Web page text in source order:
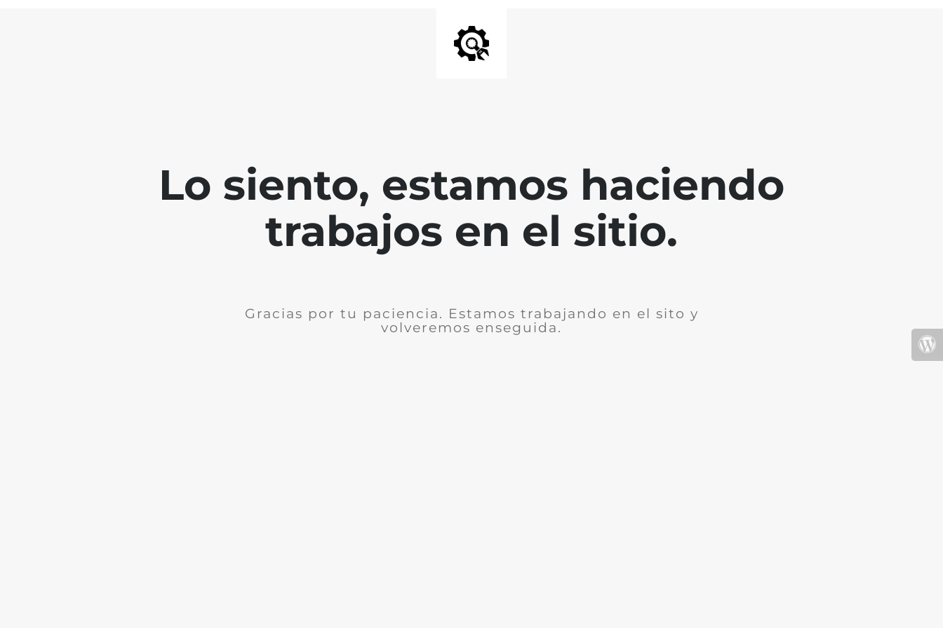
Lo siento, estamos haciendo
trabajos en el sitio.
Gracias por tu paciencia. Estamos trabajando en el sito y
volveremos enseguida.